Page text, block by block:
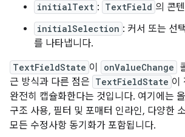
initialText : TextField 의 콘
initialSelection : 커서 또는 선
를 나타냅니다.
TextFieldState 이 onValueChange
근 방식과 다른 점은 TextFieldState 이
완전히 캡슐화한다는 것입니다. 여기에는
구조 사용, 필터 및 포매터 인라인, 다양한
모든 수정사항 동기화가 포함됩니다.